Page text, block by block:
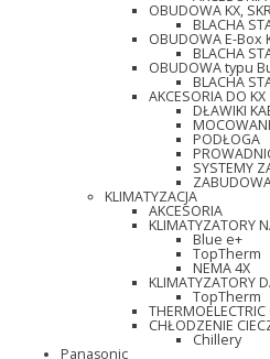
OBUDOWA KX,
BLACHA
OBUDOWA E-Box
BLACHA
OBUDOWA typu
BLACHA
AKCESORIA DO KX
DŁAWIKI
PODŁOGA
SYSTEMY
KLIMATYZACJA
AKCESORIA
KLIMATYZATORY
Blue e+
TopTherm
NEMA 4X
KLIMATYZATORY
TopTherm
CHŁODZENIE
Chillery
Panasonic